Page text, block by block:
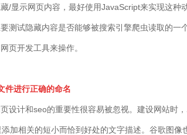
/显示网页内容，最好使用JavaScript来实现这
测试隐藏内容是否能够被搜索引擎爬虫读取的
页开发工具来操作。
件进行正确的命名
设计和seo的重要性很容易被忽视。建设网站时
加相关的短小而恰到好处的文字描述。谷歌图